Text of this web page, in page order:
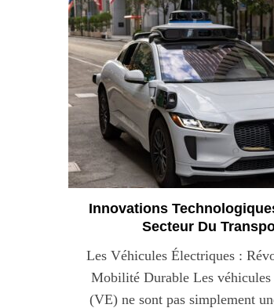
Innovations
Secteur Du
Les Véhicules Électriques :
Mobilité Durable Les véhicules
(VE) ne sont pas simplement